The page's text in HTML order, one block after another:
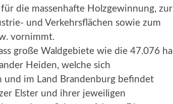
die massenhafte Holzgewinnung, zur
und Verkehrsflächen sowie zum
vornimmt.
große Waldgebiete wie die 47.076 ha
Heiden, welche sich
und im Land Brandenburg befindet
Elster und ihrer jeweiligen